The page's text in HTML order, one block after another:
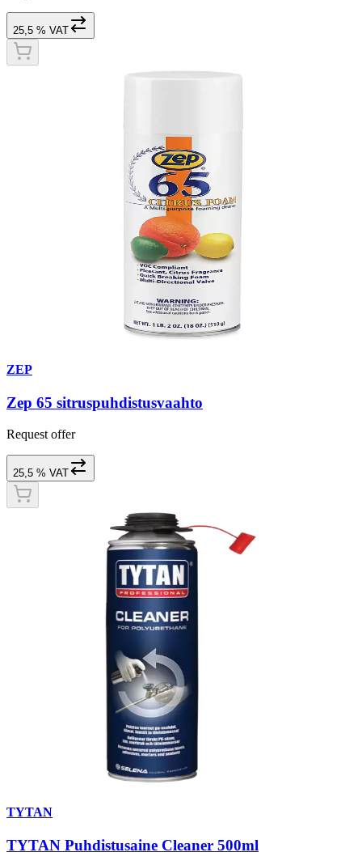
25,5 % VAT
ZEP
Zep 65 sitruspuhdistusvaahto
Request offer
25,5 % VAT
TYTAN
TYTAN Puhdistusaine Cleaner 500ml